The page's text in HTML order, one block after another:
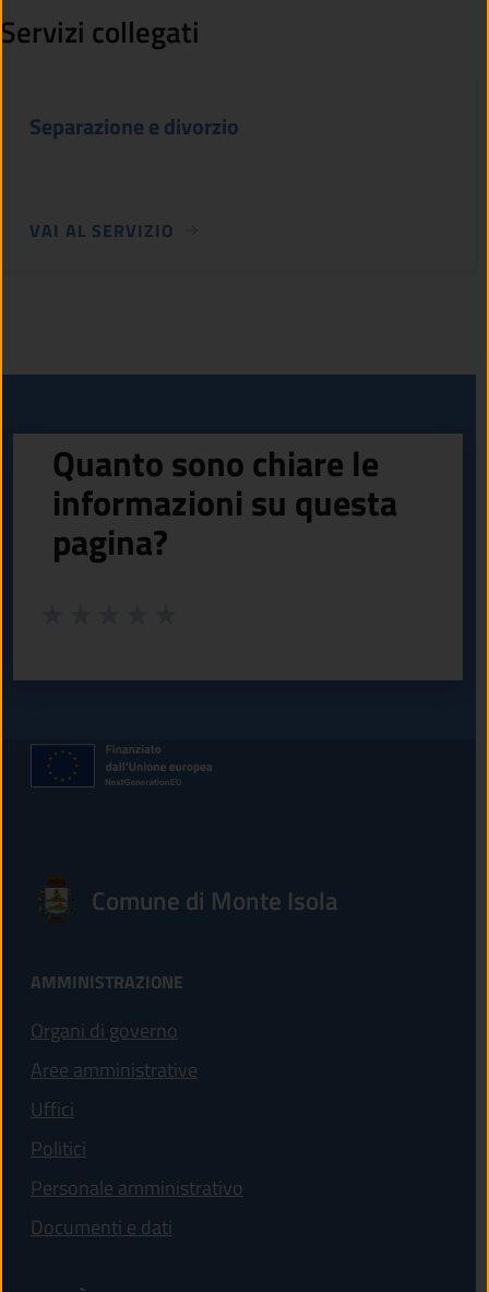
Servizi collegati
Separazione e divorzio
VAI AL SERVIZIO
Quanto sono chiare le
informazioni su questa
pagina?
Comune di Monte Isola
AMMINISTRAZIONE
Organi di governo
Aree amministrative
Uffici
Politici
Personale amministrativo
Documenti e dati